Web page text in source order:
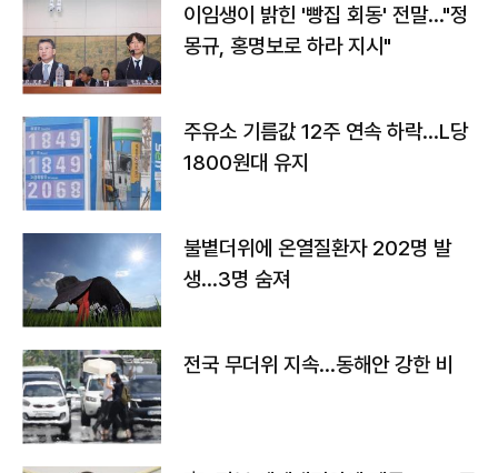
이임생이 밝힌 '빵집 회동' 전말…"정
몽규, 홍명보로 하라 지시"
주유소 기름값 12주 연속 하락…L당
1800원대 유지
불볕더위에 온열질환자 202명 발
생…3명 숨져
전국 무더위 지속…동해안 강한 비